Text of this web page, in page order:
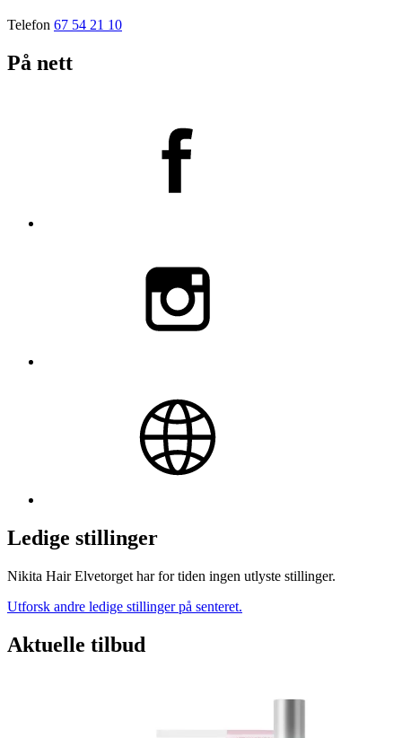
Telefon 67 54 21 10
På nett
Ledige stillinger
Nikita Hair Elvetorget har for tiden ingen utlyste stillinger.
Utforsk andre ledige stillinger på senteret.
Aktuelle tilbud